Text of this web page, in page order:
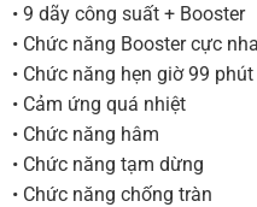
• 9 dãy công suất + Booster
• Chức năng Booster cực
• Chức năng hẹn giờ 99
• Cảm ứng quá nhiệt
• Chức năng hâm
• Chức năng tạm dừng
• Chức năng chống tràn